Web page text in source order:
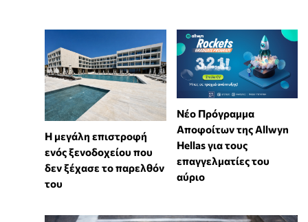
Η μεγάλη επιστροφή
ενός ξενοδοχείου που
δεν ξέχασε το παρελθόν
του
Νέο Πρόγραμμα
Αποφοίτων της Allwyn
Hellas για τους
επαγγελματίες του
αύριο